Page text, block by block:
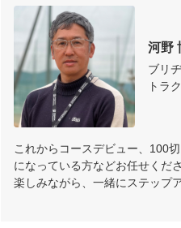
プロセス4：個別メニュー作
あなたの目標を達成するた
レッスン内容をインストラ
プロセス5：個別メニューの
後は実践あるのみです。
繰り返しレッスン、体に大
河野
ブリ
トラ
これからコースデビュー、100
になっている方などお任せくださ
楽しみながら、一緒にステップ